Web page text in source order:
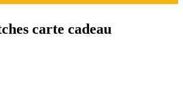
carte cadeau